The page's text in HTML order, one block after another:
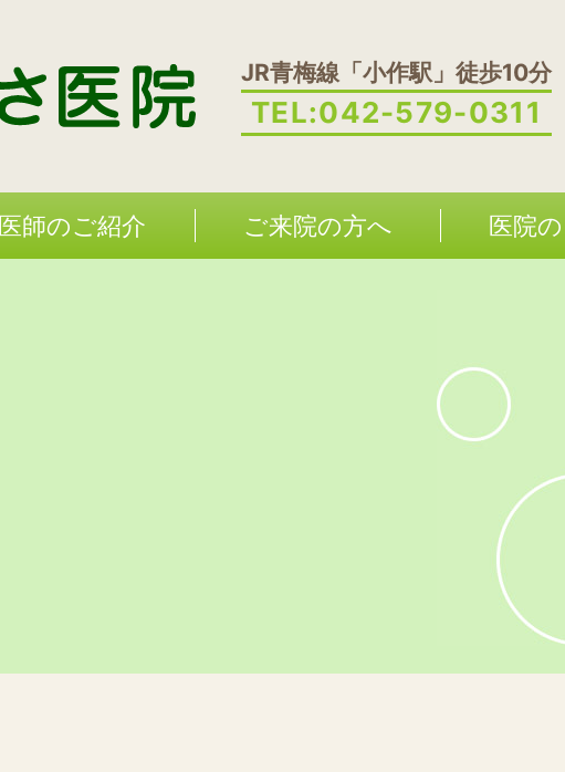
JR青梅線「小作駅」徒歩10分
TEL:042-579-0311
医師のご紹介 ご来院の方へ 医院